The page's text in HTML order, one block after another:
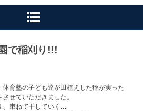
で稲刈り!!!
体育塾の子ども達が田植えした稲が実った
せていただきました。
、束ねて干していく…